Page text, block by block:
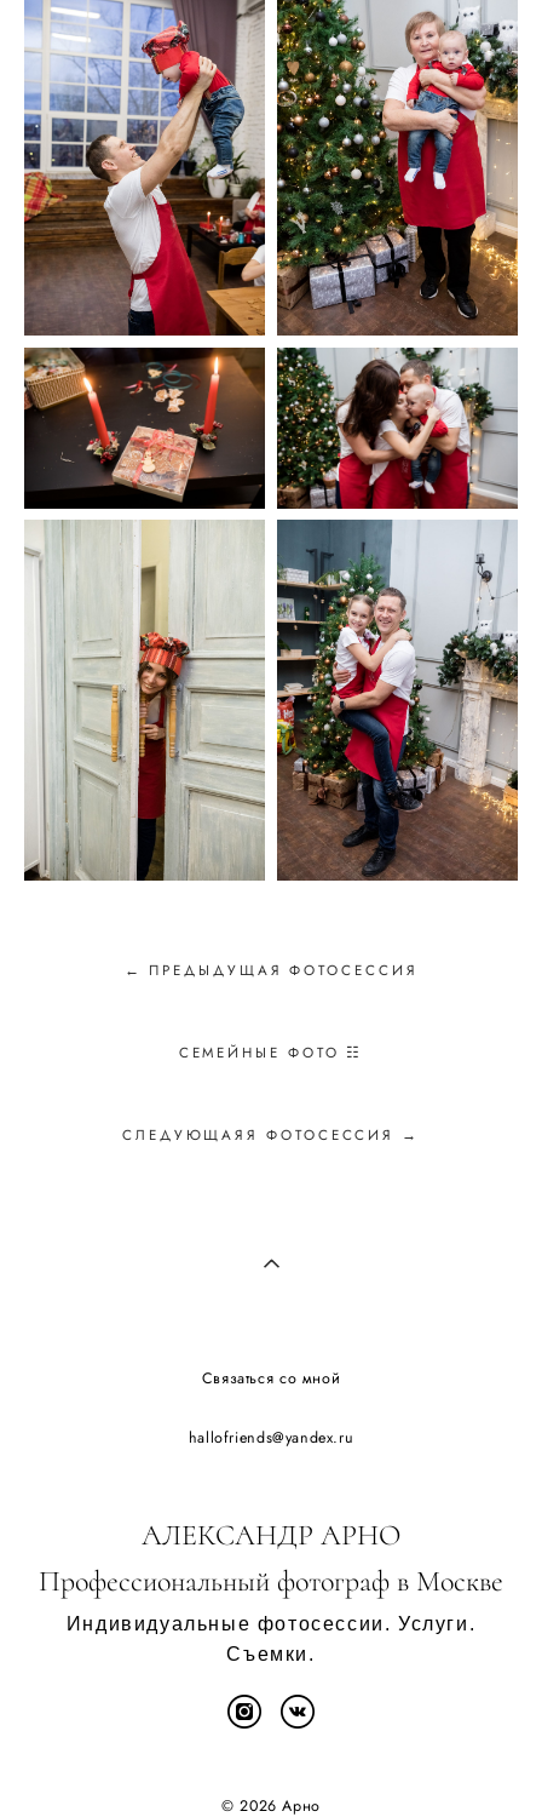
← ПРЕДЫДУЩАЯ ФОТОСЕССИЯ
СЕМЕЙНЫЕ ФОТО ☷
СЛЕДУЮЩАЯЯ ФОТОСЕССИЯ →
Связаться со мной
hallofriends@yandex.ru
АЛЕКСАНДР АРНО
Профессиональный фотограф в Москве
Индивидуальные фотосессии. Услуги.
Съемки.
©2026 Арно